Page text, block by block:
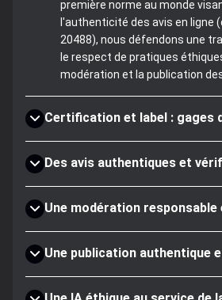
première norme au monde
l'authenticité des avis en ligne
20488), nous défendons une
le respect de pratiques
modération et la publication
Certification et label : gages
Des avis authentiques et
Une modération
Une publication authentique